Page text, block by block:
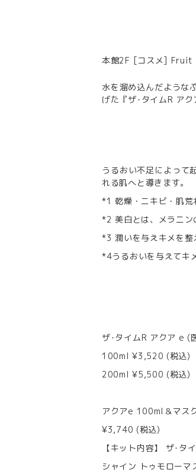
本館2F [コスメ] Fruit
水を溜め込んだような
げた『ザ･タイムR ア
うるおい不足によって
れる肌へと導きます。
*1 乾燥・ニキビ・肌
*2 美白とは、メラニン
*3 潤いを与えキメを整
*4うるおいを与えてキ
ザ･タイムR アクア e (
100ml ¥3,520 (税込)
200ml ¥5,500 (税込)
アクアe 100ml＆マス
¥3,740 (税込)
【キット内容】 ザ･タ
シャイン トゥモローマ